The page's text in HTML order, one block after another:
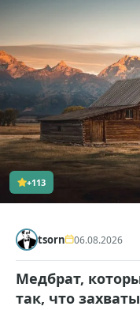
+113
tsorn 06.08.2026
Медбрат,
так, что